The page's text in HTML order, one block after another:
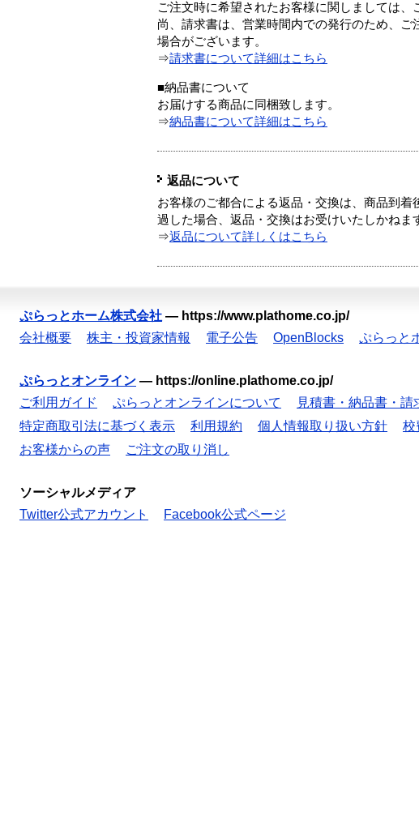
ご注文時に希望されたお客様に関しましては、
尚、請求書は、営業時間内での発行のため、
場合がございます。
⇒請求書について詳細はこちら
■納品書について
お届けする商品に同梱致します。
⇒納品書について詳細はこちら
返品について
お客様のご都合による返品・交換は、商品到
過した場合、返品・交換はお受けいたしかねま
⇒返品について詳しくはこちら
ぷらっとホーム株式会社 — https://www.plathome.co.jp/
会社概要
株主・投資家情報 電子公告 OpenBlocks ぷらっと
ぷらっとオンライン — https://online.plathome.co.jp/
ご利用ガイド
ぷらっとオンラインについて 見積書・納品書・請
特定商取引法に基づく表示
利用規約 個人情報取り扱い方針 校
お客様からの声
ご注文の取り消し
ソーシャルメディア
Twitter公式アカウント
Facebook公式ページ